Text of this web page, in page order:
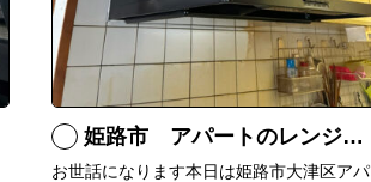
姫路市 アパートのレンジフード交換
お世話になります本日は姫路市大津区アパ